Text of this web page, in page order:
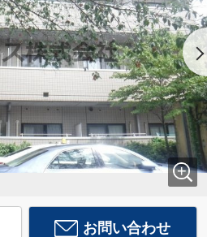
お問い合わせ